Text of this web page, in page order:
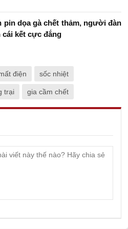
pin dọa gà chết thảm, người đàn
cái kết cực đắng
điện sốc nhiệt
trại gia cầm chết